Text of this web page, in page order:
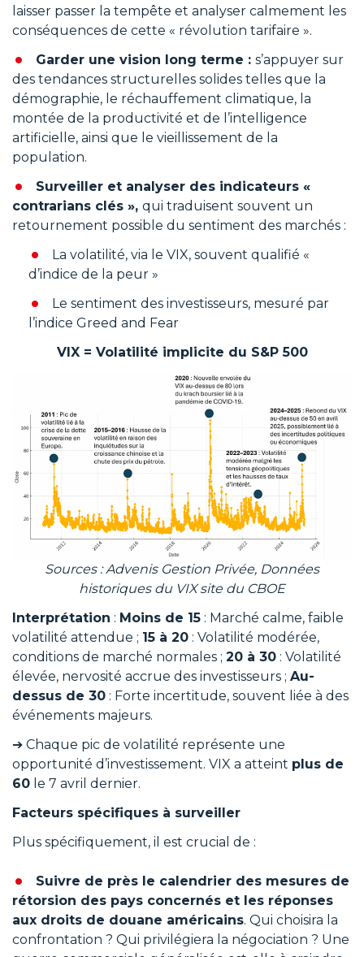
laisser passer la tempête et analyser calmement les
conséquences de cette « révolution tarifaire ».
Garder une vision long terme : s’appuyer sur
des tendances structurelles solides telles que la
démographie, le réchauffement climatique, la
montée de la productivité et de l’intelligence
artificielle, ainsi que le vieillissement de la
population.
Surveiller et analyser des indicateurs «
contrarians clés », qui traduisent souvent un
retournement possible du sentiment des marchés :
La volatilité, via le VIX, souvent qualifié «
d’indice de la peur »
Le sentiment des investisseurs, mesuré par
l’indice Greed and Fear
VIX = Volatilité implicite du S&P 500
Sources : Advenis Gestion Privée, Données
historiques du VIX site du CBOE
Interprétation : Moins de 15 : Marché calme, faible
volatilité attendue ; 15 à 20 : Volatilité modérée,
conditions de marché normales ; 20 à 30 : Volatilité
élevée, nervosité accrue des investisseurs ; Au-
dessus de 30 : Forte incertitude, souvent liée à des
événements majeurs.
➔ Chaque pic de volatilité représente une
opportunité d’investissement. VIX a atteint plus de
60 le 7 avril dernier.
Facteurs spécifiques à surveiller
Plus spécifiquement, il est crucial de :
Suivre de près le calendrier des mesures de
rétorsion des pays concernés et les réponses
aux droits de douane américains. Qui choisira la
confrontation ? Qui privilégiera la négociation ? Une